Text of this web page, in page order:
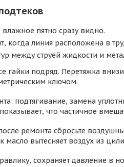
пятно сразу видно.
когда линия расположена в
между струёй жидкости и
гайки подряд. Перетяжка
ключом.
подтягивание, замена
что частичное
ремонта сбросьте
масло вытесняет воздух из
сохраняет давление в